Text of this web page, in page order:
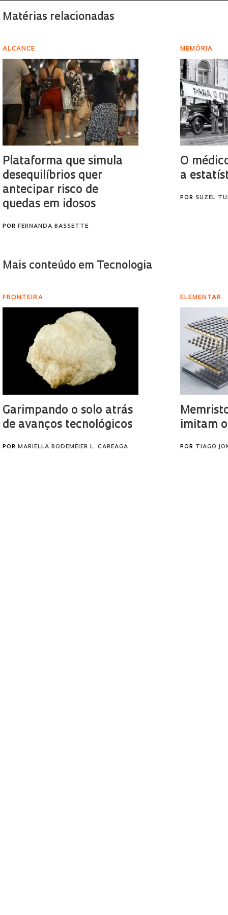
Matérias relacionadas
ALCANCE
Plataforma que simula
desequilíbrios quer
antecipar risco de
quedas em idosos
POR FERNANDA BASSETTE
MEMÓRIA
O
a
POR SUZEL
Mais conteúdo em Tecnologia
FRONTEIRA
Garimpando o solo atrás
de avanços tecnológicos
POR MARIELLA BODEMEIER L. CAREAGA
ELEMENTAR
imitam
POR TIAGO